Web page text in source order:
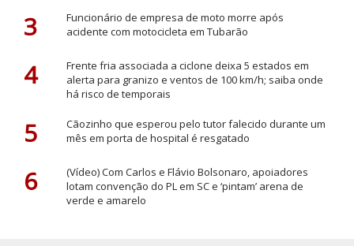
3
Funcionário de empresa de moto morre após
acidente com motocicleta em Tubarão
4
Frente fria associada a ciclone deixa 5 estados em
alerta para granizo e ventos de 100 km/h; saiba onde
há risco de temporais
5
Cãozinho que esperou pelo tutor falecido durante um
mês em porta de hospital é resgatado
6
(Vídeo) Com Carlos e Flávio Bolsonaro, apoiadores
lotam convenção do PL em SC e ‘pintam’ arena de
verde e amarelo